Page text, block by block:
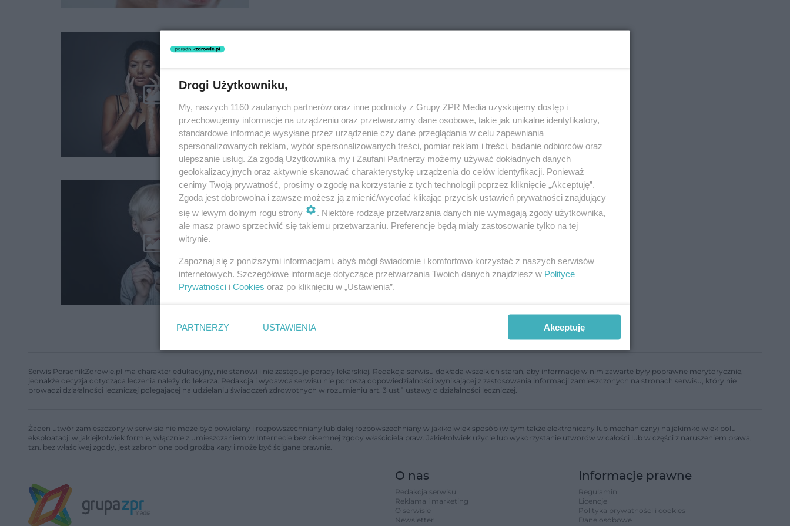
melaniny nie powoduje u chorego bólu, a jedynie
dodano 10-8-2020
Albinizm (bielactwo wrodzone) - rodzaje,
przyczyny, objawy. Czy albinizm można
wyleczyć?
niedobór barwnika w skórze, włosach i tęczówce oka. Osoby,
które posiadają te cechy, nazywane są albinosami - mają bardzo
jasną skórę, bi…
Serwis PoradnikZdrowie.pl ma charakter edukacyjny, nie stanowi i nie zastępuje porady lekarskiej. Redakcja serwisu dokłada wszelkich starań, aby informacje w nim zawarte były poprawne merytorycznie,
jednakże decyzja dotycząca leczenia należy do lekarza. Redakcja i wydawca serwisu nie ponoszą odpowiedzialności wynikającej z zastosowania informacji zamieszczonych na stronach serwisu, który nie
prowadzi działalności leczniczej polegającej na udzielaniu świadczeń zdrowotnych w rozumieniu art. 3 ust 1 ustawy o działalności leczniczej.
Żaden utwór zamieszczony w serwisie nie może być powielany i rozpowszechniany lub dalej rozpowszechniany w jakikolwiek sposób (w tym także elektroniczny lub mechaniczny) na jakimkolwiek polu
eksploatacji w jakiejkolwiek formie, włącznie z umieszczaniem w Internecie bez pisemnej zgody właściciela praw. Jakiekolwiek użycie lub wykorzystanie utworów w całości lub w części z naruszeniem prawa,
tzn. bez właściwej zgody, jest zabronione pod groźbą kary i może być ścigane prawnie.
O nas
Redakcja serwisu
Reklama i marketing
O serwisie
Newsletter
Informacje prawne
Regulamin
Licencje
Polityka prywatności i cookies
Dane osobowe
Drogi Użytkowniku,
My, naszych 1160 zaufanych partnerów oraz inne podmioty z Grupy ZPR Media uzyskujemy dostęp i
przechowujemy informacje na urządzeniu oraz przetwarzamy dane osobowe, takie jak unikalne identyfikatory,
standardowe informacje wysyłane przez urządzenie czy dane przeglądania w celu zapewniania
spersonalizowanych reklam, wybór spersonalizowanych treści, pomiar reklam i treści, badanie odbiorców oraz
ulepszanie usług. Za zgodą Użytkownika my i Zaufani Partnerzy możemy używać dokładnych danych
geolokalizacyjnych oraz aktywnie skanować charakterystykę urządzenia do celów identyfikacji. Ponieważ
cenimy Twoją prywatność, prosimy o zgodę na korzystanie z tych technologii poprzez kliknięcie „Akceptuję”.
Zgoda jest dobrowolna i zawsze możesz ją zmienić/wycofać klikając przycisk ustawień prywatności znajdujący
się w lewym dolnym rogu strony
. Niektóre rodzaje przetwarzania danych nie wymagają zgody użytkownika,
ale masz prawo sprzeciwić się takiemu przetwarzaniu. Preferencje będą miały zastosowanie tylko na tej
witrynie.
Zapoznaj się z poniższymi informacjami, abyś mógł świadomie i komfortowo korzystać z naszych serwisów
internetowych. Szczegółowe informacje dotyczące przetwarzania Twoich danych znajdziesz w Polityce
Prywatności i Cookies oraz po kliknięciu w „Ustawienia”.
PARTNERZY USTAWIENIA Akceptuję